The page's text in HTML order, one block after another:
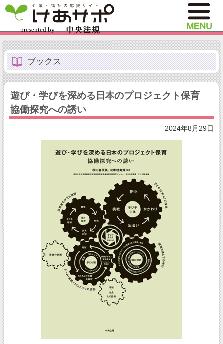
ブックス
遊び・学びを深める日本のプロジェクト保育
協働探究への誘い
2024年8月29日